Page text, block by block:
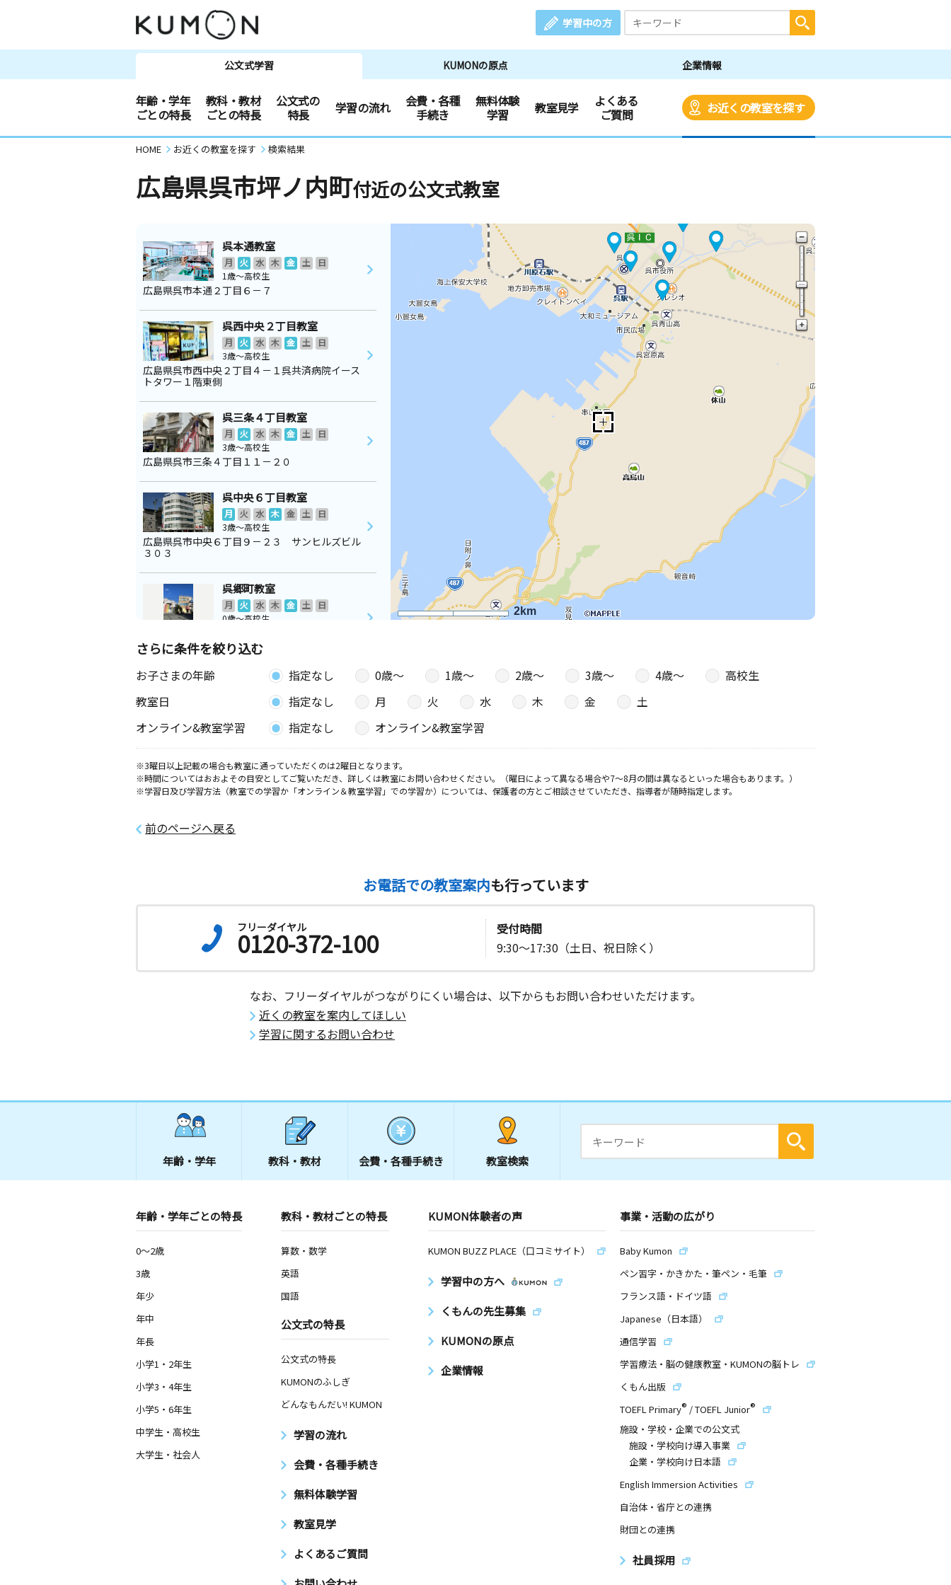
学習中の方
公文式学習 KUMONの原点 企業情報
年齢・学年
ごとの特長
教科・教材
ごとの特長
公文式の
特長
学習の流れ
会費・各種
手続き
無料体験
学習
教室見学
よくある
ご質問
お近くの教室を探す
HOME お近くの教室を探す 検索結果
広島県呉市坪ノ内町付近の公文式教室
2km
呉本通教室
月 火 水 木 金 土
日
1歳～高校生
広島県呉市本通２丁目６－７
呉西中央２丁目教室
月 火 水 木 金 土
日
3歳～高校生
広島県呉市西中央２丁目４－１呉共済病院イース
トタワー１階東側
呉三条４丁目教室
月 火 水 木 金 土
日
3歳～高校生
広島県呉市三条４丁目１１－２０
呉中央６丁目教室
月 火 水 木 金 土
日
3歳～高校生
広島県呉市中央６丁目９－２３ サンヒルズビル
３０３
呉郷町教室
月 火 水 木 金 土
日
0歳～高校生
号
呉本通７丁目教室
木 金 土
日
広島県呉市本通７丁目３－１０ 本通自治会館
さらに条件を絞り込む
お子さまの年齢 指定なし 0歳〜 1歳〜 2歳〜 3歳〜 4歳〜
高校生
教室日
指定なし 月 火 水 木 金
土
オンライン&教室学習
指定なし オンライン&教室学習
※3曜日以上記載の場合も教室に通っていただくのは2曜日となります。
※時間についてはおおよその目安としてご覧いただき、詳しくは教室にお問い合わせください。（曜日によって異なる場合や7～8月の間は異なるといった場合もあります。）
※学習日及び学習方法（教室での学習か「オンライン＆教室学習」での学習か）については、保護者の方とご相談させていただき、指導者が随時指定します。
前のページへ戻る
お電話での教室案内も行っています
フリーダイヤル
0120-372-100
受付時間
9:30～17:30（土日、祝日除く）
なお、フリーダイヤルがつながりにくい場合は、以下からもお問い合わせいただけます。
近くの教室を案内してほしい
学習に関するお問い合わせ
年齢・学年 教科・教材 会費・ 各種手続き 教室検索
年齢・学年ごとの特長
0～2歳
3歳
年少
年中
年長
小学1・2年生
小学3・4年生
小学5・6年生
中学生・高校生
大学生・社会人
教科・教材ごとの特長
算数・数学
英語
国語
公文式の特長
公文式の特長
KUMONのふしぎ
どんなもんだい! KUMON
学習の流れ
会費・各種手続き
無料体験学習
教室見学
よくあるご質問
KUMON体験者の声
KUMON BUZZ PLACE（口コミサイト）
学習中の方へ
くもんの先生募集
KUMONの原点
企業情報
事業・活動の広がり
Baby Kumon
ペン習字・かきかた・筆ペン・毛筆
フランス語・ドイツ語
Japanese（日本語）
通信学習
学習療法・脳の健康教室・KUMONの脳トレ
くもん出版
TOEFL Primary® /TOEFL Junior®
施設・学校・企業での公文式
施設・学校向け導入事業
企業・学校向け日本語
English Immersion Activities
自治体・省庁との連携
財団との連携
社員採用